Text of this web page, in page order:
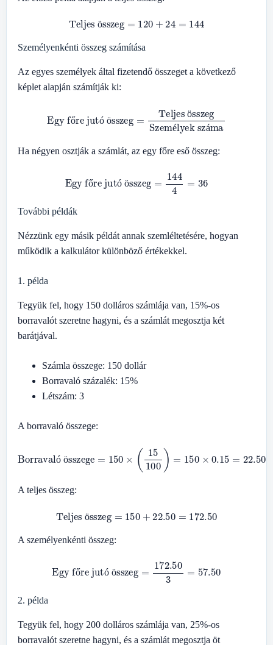
ö
Teljes összeg =120 + 24= 144
Személyenkénti összeg számítása
Az egyes személyek által fizetendő összeget a következő
képlet alapján számítják ki:
ő ó ö
ö
é á
Teljes összegSzemélyek száma
Ha négyen osztják a számlát, az egy főre eső összeg:
ő ó ö
1444
További példák
Nézzünk egy másik példát annak szemléltetésére, hogyan
működik a kalkulátor különböző értékekkel.
1. példa
Tegyük fel, hogy 150 dolláros számlája van, 15%-os
borravalót szeretne hagyni, és a számlát megosztja két
barátjával.
Számla összege: 150 dollár
Borravaló százalék: 15%
Létszám: 3
A borravaló összege:
ó ö
15100)
A teljes összeg:
ö
Teljes összeg =150 + 22.50= 172.50
A személyenkénti összeg:
ő ó ö
172.503
2. példa
Tegyük fel, hogy 200 dolláros számlája van, 25%-os
borravalót szeretne hagyni, és a számlát megosztja öt